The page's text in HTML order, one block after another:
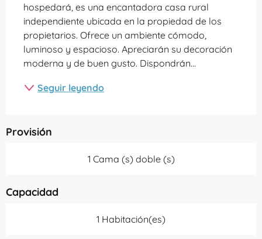
hospedará, es una encantadora casa rural
independiente ubicada en la propiedad de los
propietarios. Ofrece un ambiente cómodo,
luminoso y espacioso. Apreciarán su decoración
moderna y de buen gusto. Dispondrán...
Seguir leyendo
Provisión
1 Cama (s) doble (s)
Capacidad
1 Habitación(es)